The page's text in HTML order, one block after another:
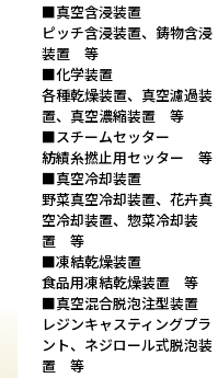
■真空含浸装置
ピッチ含浸装置、鋳物含浸
装置 等
■化学装置
各種乾燥装置、真空濾過装
置、真空濃縮装置 等
■スチームセッター
紡績糸撚止用セッター 等
■真空冷却装置
野菜真空冷却装置、花卉真
空冷却装置、惣菜冷却装
置 等
■凍結乾燥装置
食品用凍結乾燥装置 等
■真空混合脱泡注型装置
レジンキャスティングプラ
ント、ネジロール式脱泡装
置 等